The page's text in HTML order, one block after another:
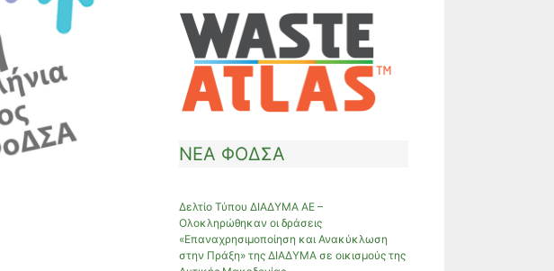
ΝΕΑ ΦΟΔΣΑ
Δελτίο Τύπου ΔΙΑΔΥΜΑ ΑΕ –
Ολοκληρώθηκαν οι δράσεις
«Επαναχρησιμοποίηση και Ανακύκλωση
στην Πράξη» της ΔΙΑΔΥΜΑ σε οικισμούς της